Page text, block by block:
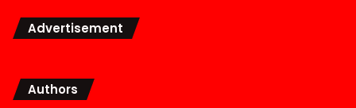
Advertisement
Authors